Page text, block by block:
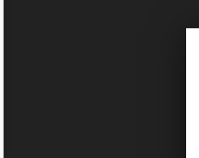
Sketchbook5, 스